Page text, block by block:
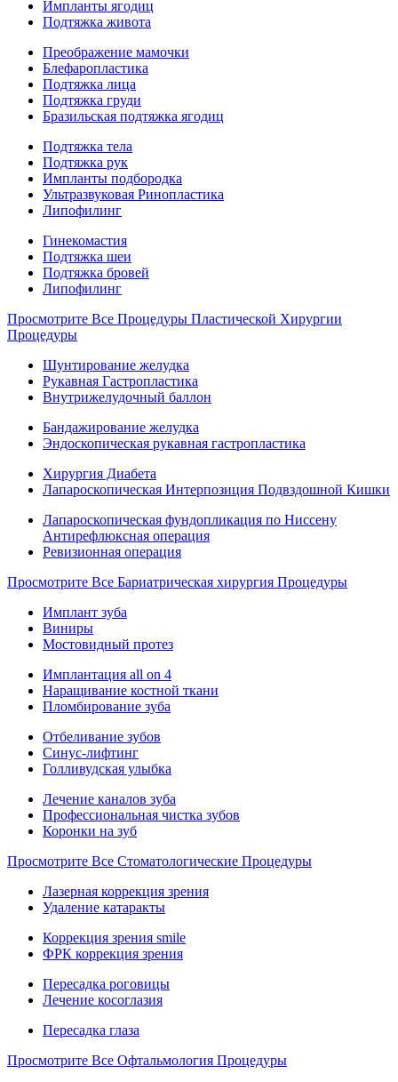
Импланты ягодиц
Подтяжка живота
Преображение мамочки
Блефаропластика
Подтяжка лица
Подтяжка груди
Бразильская подтяжка ягодиц
Подтяжка тела
Подтяжка рук
Импланты подбородка
Ультразвуковая Ринопластика
Липофилинг
Гинекомастия
Подтяжка шеи
Подтяжка бровей
Липофилинг
Просмотрите Все Процедуры Пластической Хирургии
Процедуры
Шунтирование желудка
Рукавная Гастропластика
Внутрижелудочный баллон
Бандажирование желудка
Эндоскопическая рукавная гастропластика
Хирургия Диабета
Лапароскопическая Интерпозиция Подвздошной Кишки
Лапароскопическая фундопликация по Ниссену
Антирефлюксная операция
Ревизионная операция
Просмотрите Все Бариатрическая хирургия Процедуры
Имплант зуба
Виниры
Мостовидный протез
Имплантация all on 4
Наращивание костной ткани
Пломбирование зуба
Отбеливание зубов
Синус-лифтинг
Голливудская улыбка
Лечение каналов зуба
Профессиональная чистка зубов
Коронки на зуб
Просмотрите Все Стоматологические Процедуры
Лазерная коррекция зрения
Удаление катаракты
Коррекция зрения smile
ФРК коррекция зрения
Пересадка роговицы
Лечение косоглазия
Пересадка глаза
Просмотрите Все Офтальмология Процедуры